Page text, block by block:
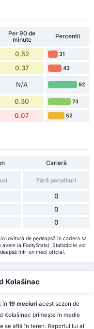
Per 90 de
minute
Percentil
0.52 31
0.37 43
N/A 92
0.30 73
0.07 52
Carieră
Fără penaltiuri
0
0
0
lovitură de pedeapsă în cariera sa
avem la FootyStats). Statisticile vor
într-un meci oficial.
Kolašinac
în 19 meciuriacest sezon de
Kolašinac primește în medie
se află în teren. Raportul lui al